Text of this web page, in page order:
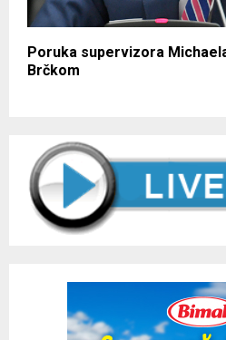
Poruka supervizora
Brčkom